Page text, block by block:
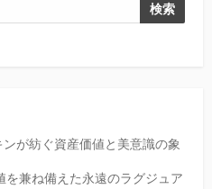
検索
が紡ぐ資産価値と美意識の象
を兼ね備えた永遠のラグジュア